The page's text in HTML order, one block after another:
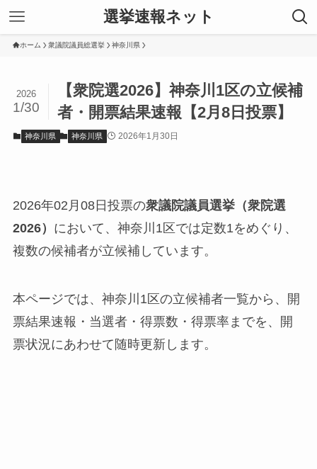
選挙速報ネット
ホーム 衆議院議員総選挙 神奈川県
【衆院選2026】神奈川1区の立候補
者・開票結果速報【2月8日投票】
2026
1/30
神奈川県 神奈川県 2026年1月30日
2026年02月08日投票の衆議院議員選挙（衆院選
2026） において、神奈川1区では定数1をめぐり、
複数の候補者が立候補しています。
本ページでは、神奈川1区の立候補者一覧から、開
票結果速報・当選者・得票数・得票率までを、開
票状況にあわせて随時更新します。